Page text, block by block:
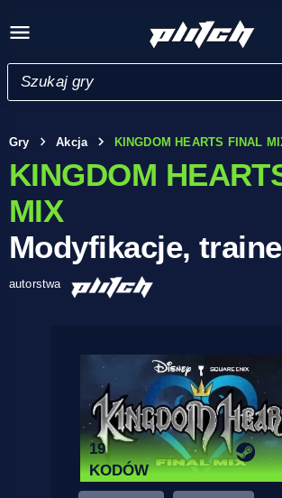
Gry Akcja KINGDOM HEARTS FINAL
KINGDOM
MIX
Modyfikacje,
autorstwa
19
KODÓW